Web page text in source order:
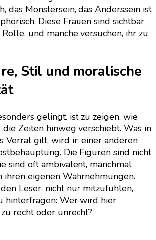
das Monstersein, das Anderssein ist
Diese Frauen sind sichtbar
und manche versuchen, ihr zu
Stil und moralische
gelingt, ist zu zeigen, wie
die Zeiten hinweg verschiebt. Was in
Verrat gilt, wird in einer anderen
Die Figuren sind nicht
sind oft ambivalent, manchmal
ihren eigenen Wahrnehmungen.
Leser, nicht nur mitzufühlen,
hinterfragen: Wer wird hier
recht oder unrecht?